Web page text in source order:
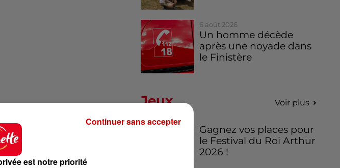
6 août 2026
Un homme décède
après une noyade dans
le Finistère
Jeux Voir plus
Gagnez vos places pour
le Festival du Roi Arthur
2026 !
est notre priorité
Continuer sans accepter